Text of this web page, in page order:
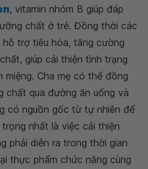
, vitamin nhóm B giúp đáp
chất ở trẻ. Đồng thời các
trợ tiêu hóa, tăng cường
giúp cải thiện tình trạng
miệng. Cha mẹ có thể đồng
chất qua đường ăn uống và
có nguồn gốc từ tự nhiên để
nhất là việc cải thiện
phải diễn ra trong thời gian
thực phẩm chức năng cùng